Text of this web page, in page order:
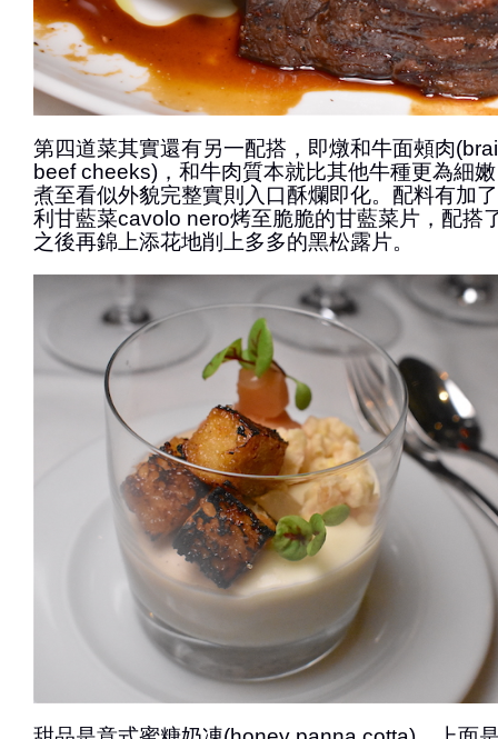
第四道菜其實還有另一配搭，即燉和牛面頰肉
beef cheeks)，和牛肉質本就比其他牛種更為細
煮至看似外貌完整實則入口酥爛即化。配料有加
利甘藍菜cavolo nero烤至脆脆的甘藍菜片，配搭
之後再錦上添花地削上多多的黑松露片。